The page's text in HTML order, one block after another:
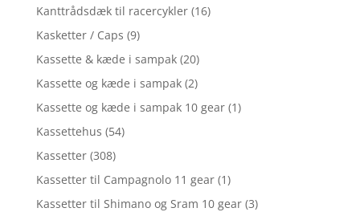
Kanttrådsdæk til racercykler (16)
Kasketter / Caps (9)
Kassette & kæde i sampak (20)
Kassette og kæde i sampak (2)
Kassette og kæde i sampak 10 gear (1)
Kassettehus (54)
Kassetter (308)
Kassetter til Campagnolo 11 gear (1)
Kassetter til Shimano og Sram 10 gear (3)